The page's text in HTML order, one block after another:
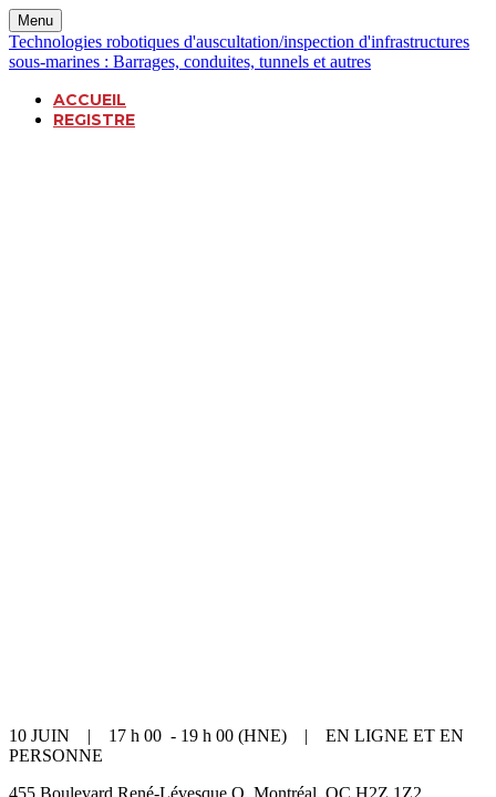
Menu
Technologies robotiques d'auscultation/inspection d'infrastructures
sous-marines : Barrages, conduites, tunnels et autres
ACCUEIL
REGISTRE
10 JUIN | 17 h 00 - 19 h 00 (HNE) | EN LIGNE ET EN
PERSONNE